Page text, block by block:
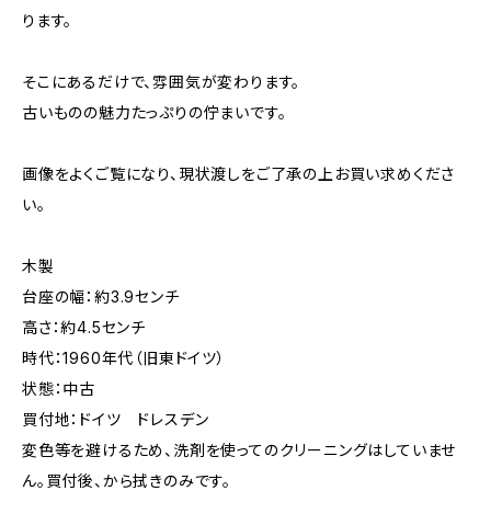
ります。
そこにあるだけで、雰囲気が変わります。
古いものの魅力たっぷりの佇まいです。
画像をよくご覧になり、現状渡しをご了承の上お買い求めくださ
い。
木製
台座の幅：約3.9センチ
高さ：約4.5センチ
時代：1960年代（旧東ドイツ）
状態：中古
買付地：ドイツ ドレスデン
変色等を避けるため、洗剤を使ってのクリーニングはしていませ
ん。買付後、から拭きのみです。